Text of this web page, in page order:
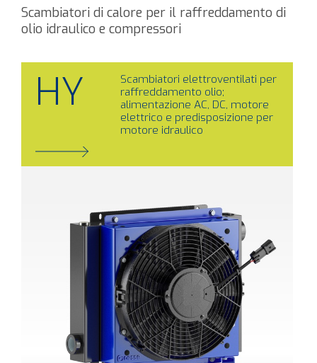
Scambiatori di calore per il raffreddamento di
olio idraulico e compressori
HY
Scambiatori elettroventilati per
raffreddamento olio;
alimentazione AC, DC, motore
elettrico e predisposizione per
motore idraulico